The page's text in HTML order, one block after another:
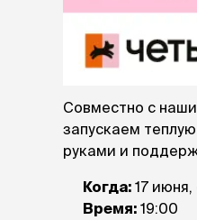
Совместно с
запускаем
руками и
Когда: 17
Время: 19:00